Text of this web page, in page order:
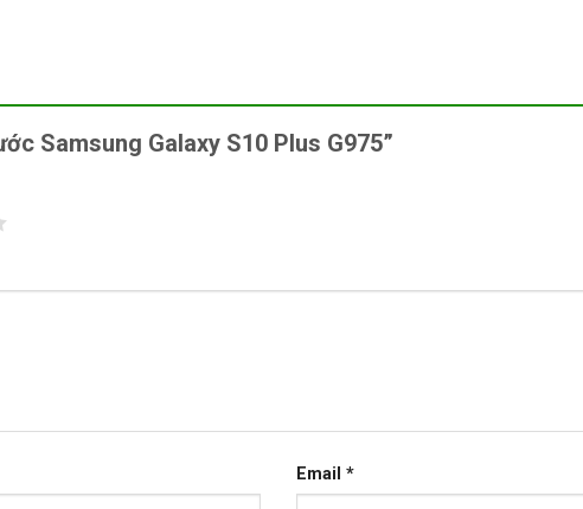
Samsung Galaxy S10 Plus G975”
Email *